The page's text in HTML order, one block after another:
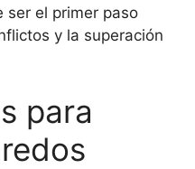
ser el primer paso
y la superación
para